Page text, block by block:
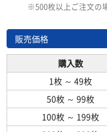
※500枚以上ご注文の
販売価格
購入数
1枚 ～ 49枚
50枚 ～ 99枚
100枚 ～ 199枚